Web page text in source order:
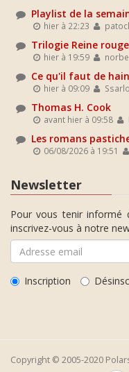
Playlist de la
hier à 22:23
Trilogie Reine
hier à 19:59
Ce qu'il faut de
hier à 09:09
Thomas H. Cook
avant hier à 09:58
Les romans
06/08/2026 à 19:51
Newsletter
Pour vous tenir informé
inscrivez-vous à notre
Inscription
Copyright © 2005-2020